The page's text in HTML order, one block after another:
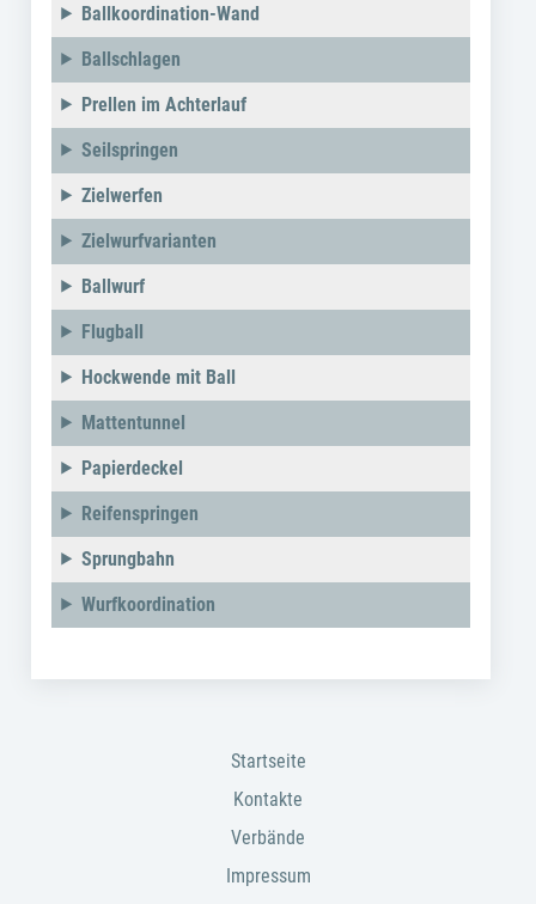
Ballkoordination-Wand
Ballschlagen
Prellen im Achterlauf
Seilspringen
Zielwerfen
Zielwurfvarianten
Ballwurf
Flugball
Hockwende mit Ball
Mattentunnel
Papierdeckel
Reifenspringen
Sprungbahn
Wurfkoordination
Startseite
Kontakte
Verbände
Impressum